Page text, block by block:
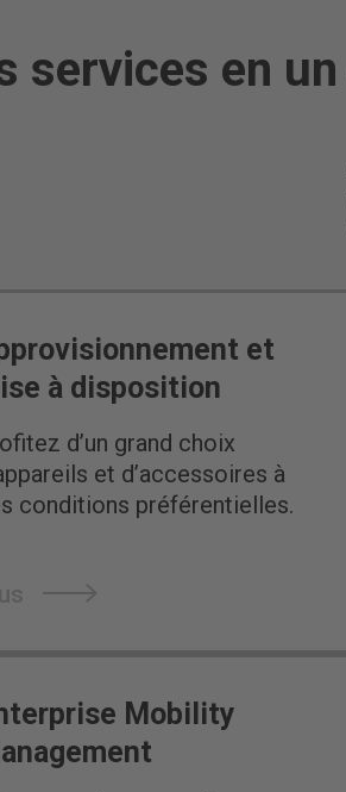
services en un
et
à disposition
d’un grand choix
et d’accessoires à
conditions préférentielles.
Mobility